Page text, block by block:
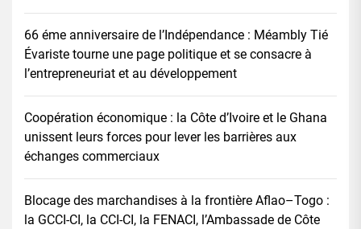
66 éme anniversaire de l’Indépendance : Méambly Tié
Évariste tourne une page politique et se consacre à
l’entrepreneuriat et au développement
Coopération économique : la Côte d’Ivoire et le Ghana
unissent leurs forces pour lever les barrières aux
échanges commerciaux
Blocage des marchandises à la frontière Aflao–Togo :
la GCCI-CI, la CCI-CI, la FENACI, l’Ambassade de Côte